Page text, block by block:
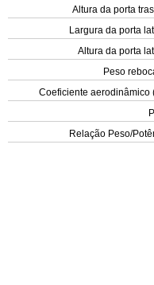
Altura da porta
Largura da porta
Altura da porta
Peso
Coeficiente aerodinâmico
Relação Peso/